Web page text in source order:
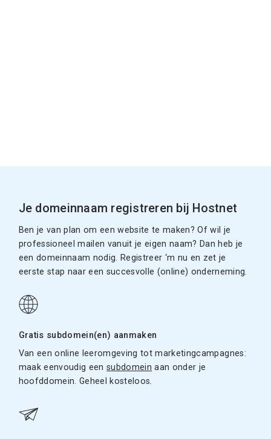
Je domeinnaam registreren bij Hostnet
Ben je van plan om een website te maken? Of wil je
professioneel mailen vanuit je eigen naam? Dan heb je
een domeinnaam nodig. Registreer ‘m nu en zet je
eerste stap naar een succesvolle (online) onderneming.
Gratis subdomein(en) aanmaken
Van een online leeromgeving tot marketingcampagnes:
maak eenvoudig eensubdomein aan onder je
hoofddomein. Geheel kosteloos.